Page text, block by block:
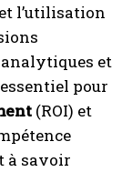
l’utilisation
et
pour
(ROI) et
à savoir